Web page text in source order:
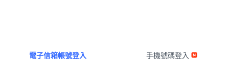
電子信箱帳號登入 手機號碼登入